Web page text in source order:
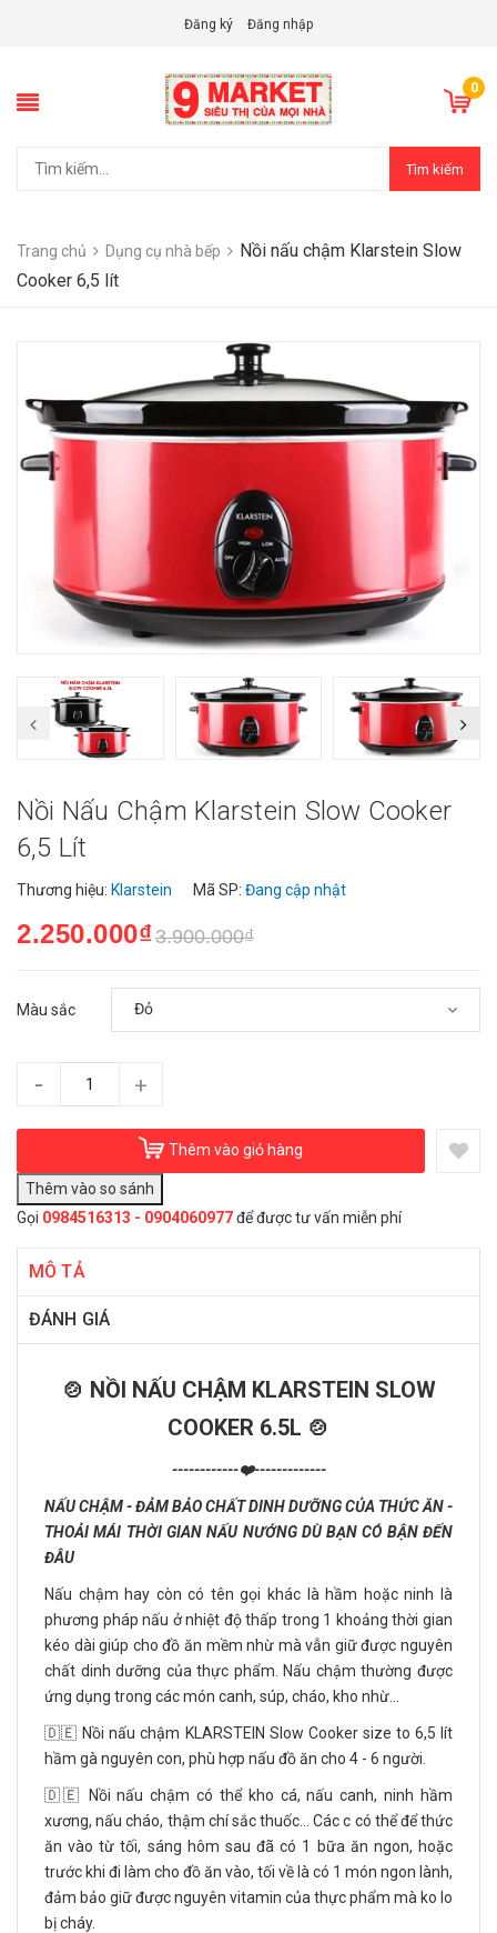
Đăng ký Đăng nhập
0
Tìm kiếm
Trang chủ Dụng cụ nhà bếp
Nồi nấu chậm Klarstein Slow
Cooker 6,5 lít
Nồi Nấu Chậm Klarstein Slow Cooker
6,5 Lít
Thương hiệu: Klarstein Mã SP: Đang cập nhật
2.250.000₫3.900.000₫
Màu sắc
- +
Thêm vào giỏ hàng
Gọi 0984516313 - 0904060977để được tư vấn miễn phí
MÔ TẢ
ĐÁNH GIÁ
🍲 NỒI NẤU CHẬM KLARSTEIN SLOW
COOKER 6.5L 🍲
------------❤️-------------
NẤU CHẬM - ĐẢM BẢO CHẤT DINH DƯỠNG CỦA THỨC ĂN -
THOẢI MÁI THỜI GIAN NẤU NƯỚNG DÙ BẠN CÓ BẬN ĐẾN
ĐÂU
Nấu chậm hay còn có tên gọi khác là hầm hoặc ninh là
phương pháp nấu ở nhiệt độ thấp trong 1 khoảng thời gian
kéo dài giúp cho đồ ăn mềm nhừ mà vẫn giữ được nguyên
chất dinh dưỡng của thực phẩm. Nấu chậm thường được
ứng dụng trong các món canh, súp, cháo, kho nhừ...
🇩🇪 Nồi nấu chậm KLARSTEIN Slow Cooker size to 6,5 lít
hầm gà nguyên con, phù hợp nấu đồ ăn cho 4 - 6 người.
🇩🇪 Nồi nấu chậm có thể kho cá, nấu canh, ninh hầm
xương, nấu cháo, thậm chí sắc thuốc… Các c có thể để thức
ăn vào từ tối, sáng hôm sau đã có 1 bữa ăn ngon, hoặc
trước khi đi làm cho đồ ăn vào, tối về là có 1 món ngon lành,
đảm bảo giữ được nguyên vitamin của thực phẩm mà ko lo
bị cháy.